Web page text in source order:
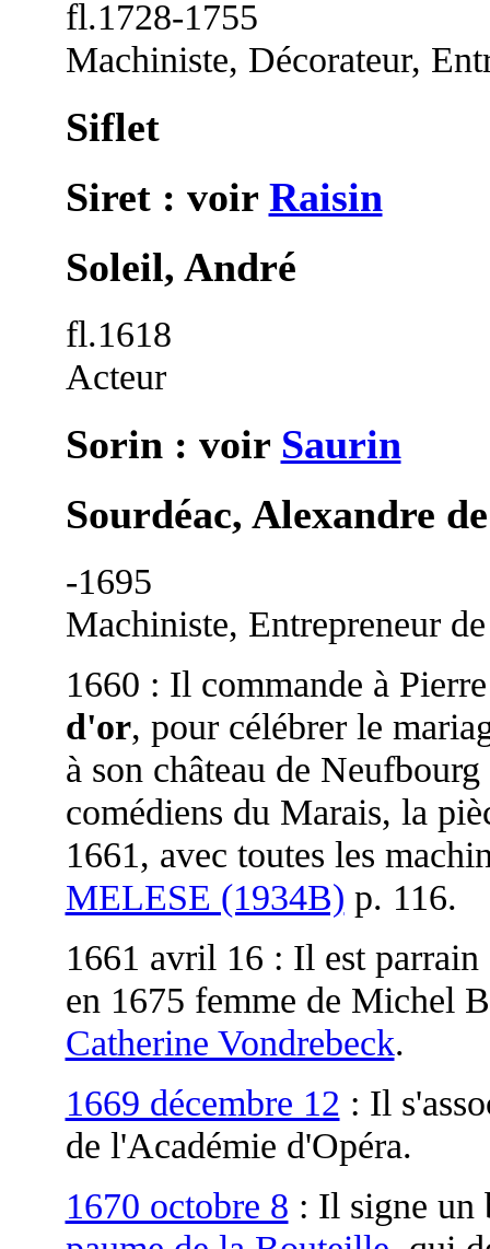
fl.1728-1755
Machiniste, Décorateur,
Siflet
Siret : voir Raisin
Soleil, André
fl.1618
Acteur
Sorin : voir Saurin
Sourdéac, Alexandre
-1695
Machiniste, Entrepreneur
1660 : Il commande à
d'or, pour célébrer le
à son château de
comédiens du Marais, la
1661, avec toutes les
MELESE (1934B) p. 116.
1661 avril 16 : Il est
en 1675 femme de Michel
Catherine Vondrebeck.
1669 décembre 12 : Il
de l'Académie d'Opéra.
1670 octobre 8 : Il signe